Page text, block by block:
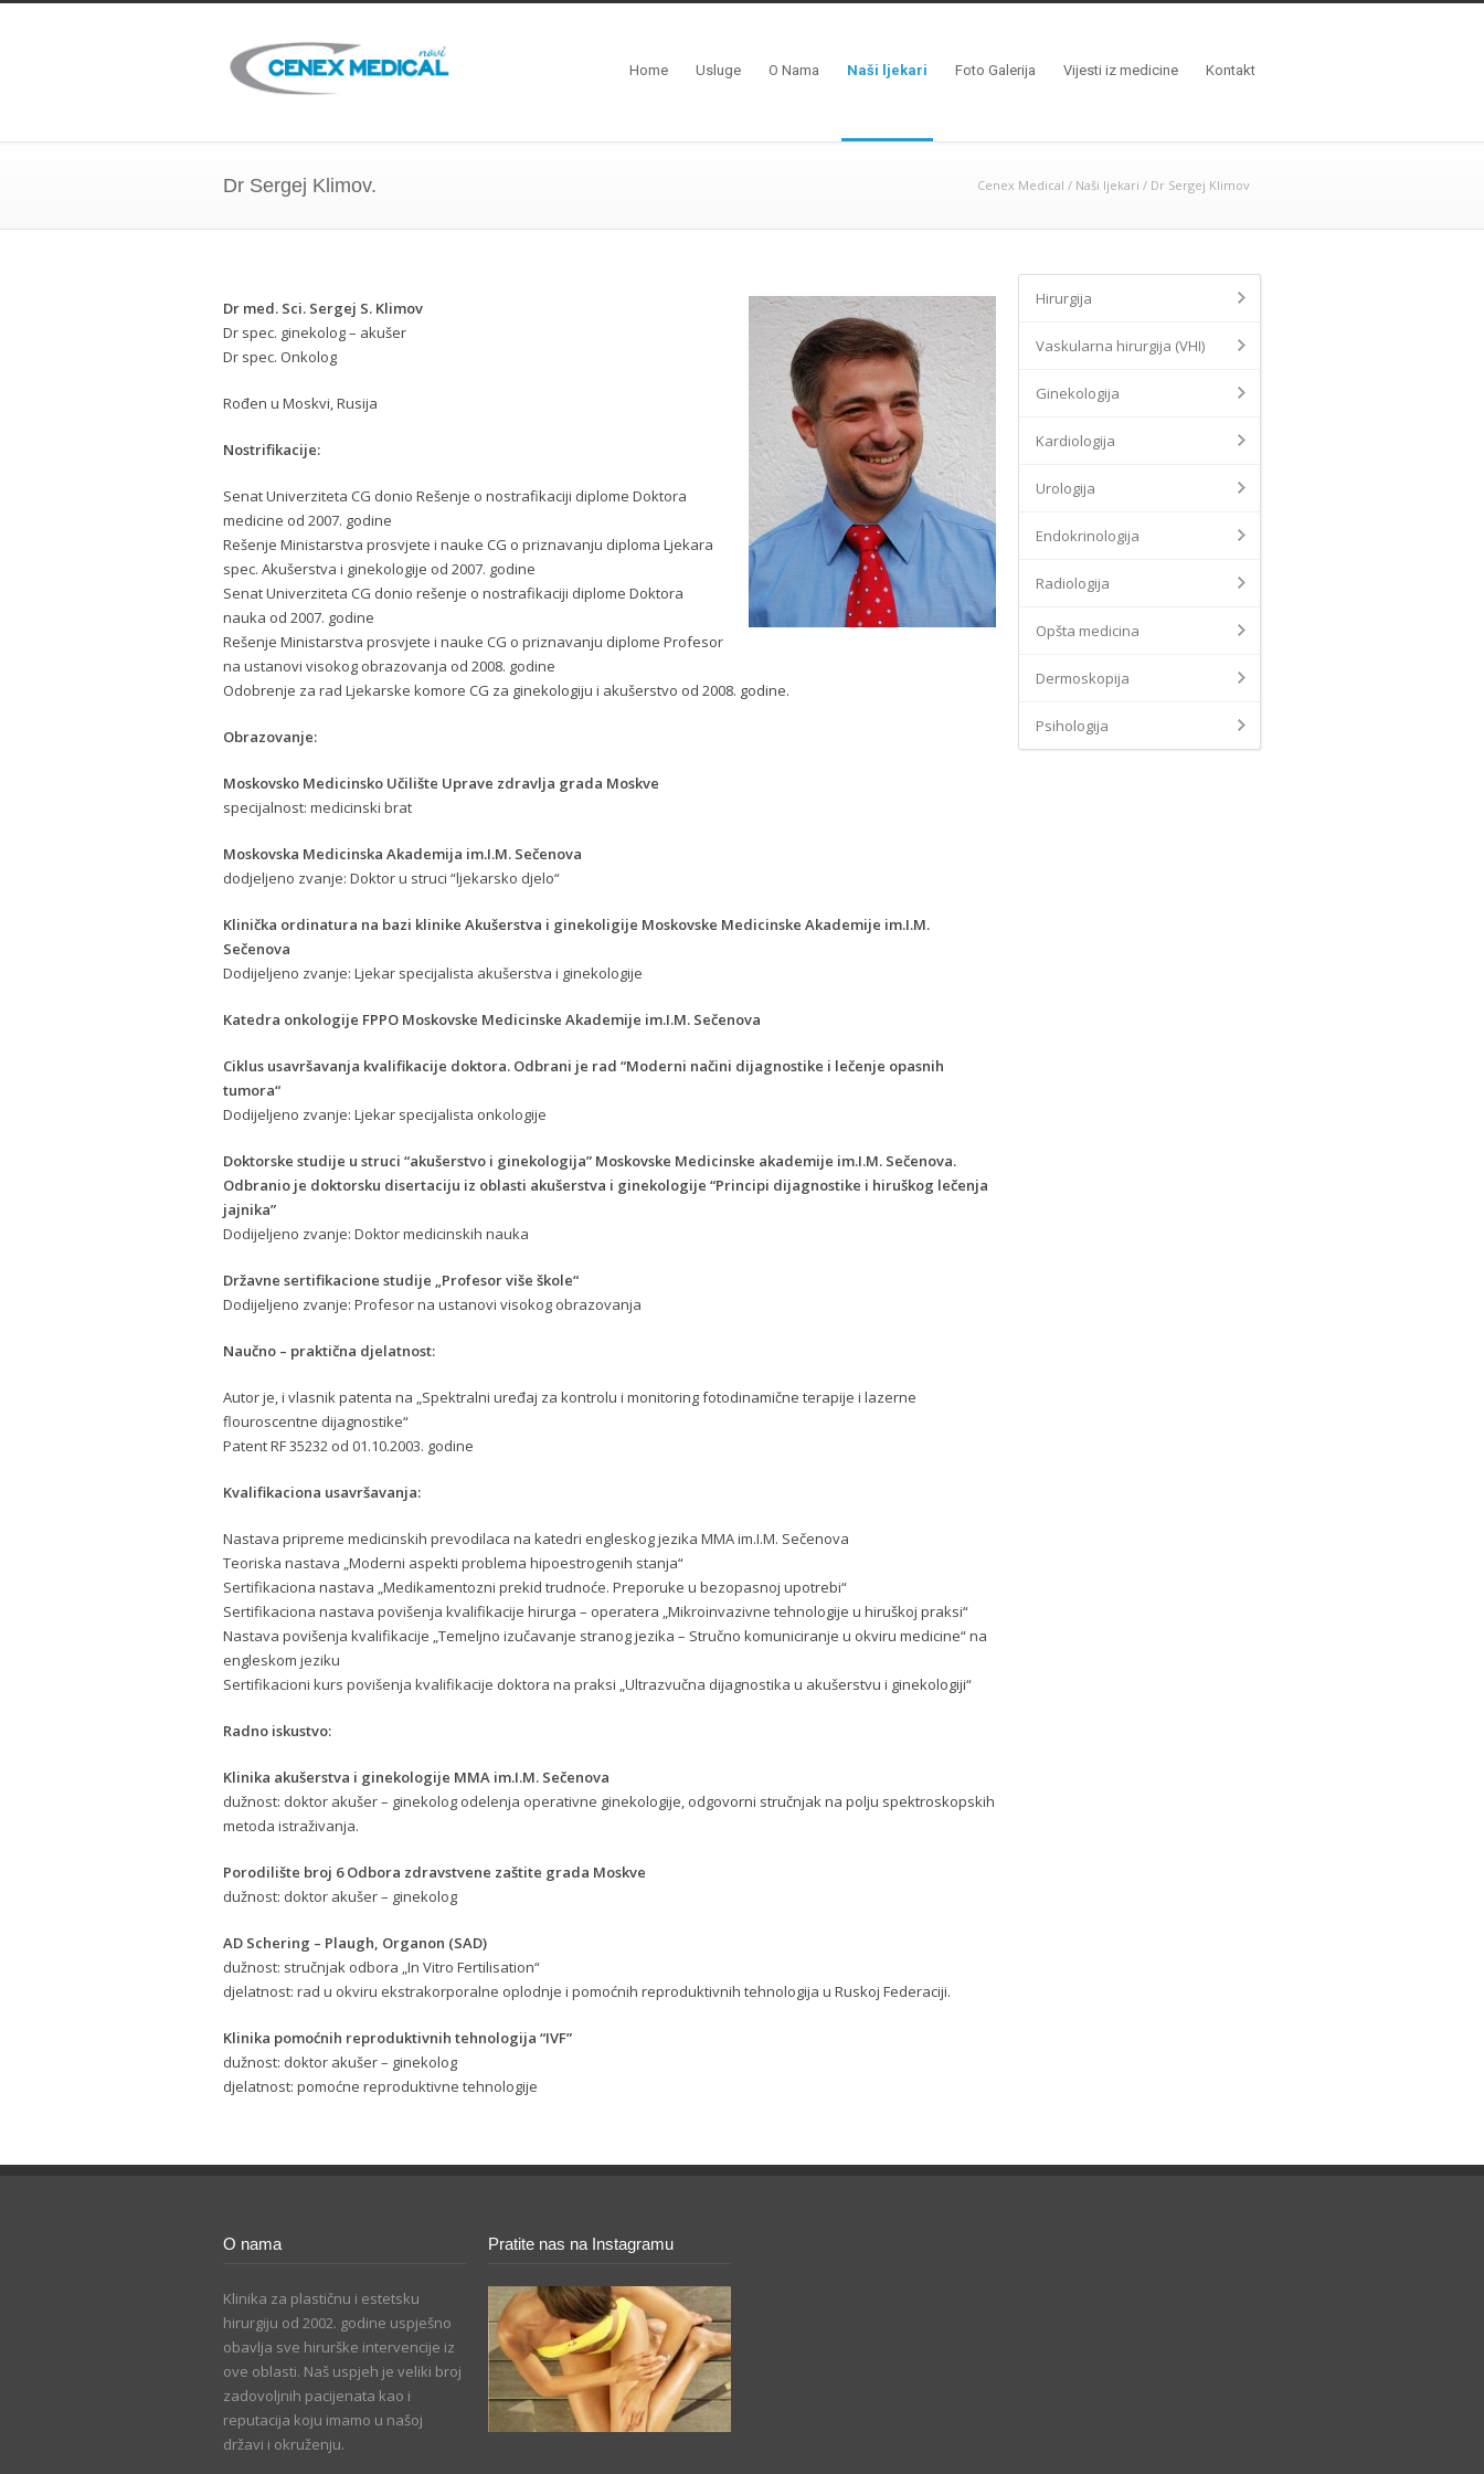
Home Usluge O Nama Naši ljekari Foto Galerija Vijesti iz medicine Kontakt
Dr Sergej Klimov. Cenex Medical / Naši ljekari / Dr Sergej Klimov
Dr med. Sci. Sergej S. Klimov
Dr spec. ginekolog – akušer
Dr spec. Onkolog
Rođen u Moskvi, Rusija
Nostrifikacije:
Senat Univerziteta CG donio Rešenje o nostrafikaciji diplome Doktora
medicine od 2007. godine
Rešenje Ministarstva prosvjete i nauke CG o priznavanju diploma Ljekara
spec. Akušerstva i ginekologije od 2007. godine
Senat Univerziteta CG donio rešenje o nostrafikaciji diplome Doktora
nauka od 2007. godine
Rešenje Ministarstva prosvjete i nauke CG o priznavanju diplome Profesor
na ustanovi visokog obrazovanja od 2008. godine
Odobrenje za rad Ljekarske komore CG za ginekologiju i akušerstvo od 2008. godine.
Obrazovanje:
Moskovsko Medicinsko Učilište Uprave zdravlja grada Moskve
specijalnost: medicinski brat
Moskovska Medicinska Akademija im.I.M. Sečenova
dodjeljeno zvanje: Doktor u struci “ljekarsko djelo“
Klinička ordinatura na bazi klinike Akušerstva i ginekoligije Moskovske Medicinske Akademije im.I.M.
Sečenova
Dodijeljeno zvanje: Ljekar specijalista akušerstva i ginekologije
Katedra onkologije FPPO Moskovske Medicinske Akademije im.I.M. Sečenova
Ciklus usavršavanja kvalifikacije doktora. Odbrani je rad “Moderni načini dijagnostike i lečenje opasnih
tumora“
Dodijeljeno zvanje: Ljekar specijalista onkologije
Doktorske studije u struci “akušerstvo i ginekologija” Moskovske Medicinske akademije im.I.M. Sečenova.
Odbranio je doktorsku disertaciju iz oblasti akušerstva i ginekologije “Principi dijagnostike i hiruškog lečenja
jajnika”
Dodijeljeno zvanje: Doktor medicinskih nauka
Državne sertifikacione studije „Profesor više škole“
Dodijeljeno zvanje: Profesor na ustanovi visokog obrazovanja
Naučno – praktična djelatnost:
Autor je, i vlasnik patenta na „Spektralni uređaj za kontrolu i monitoring fotodinamične terapije i lazerne
flouroscentne dijagnostike“
Patent RF 35232 od 01.10.2003. godine
Kvalifikaciona usavršavanja:
Nastava pripreme medicinskih prevodilaca na katedri engleskog jezika MMA im.I.M. Sečenova
Teoriska nastava „Moderni aspekti problema hipoestrogenih stanja“
Sertifikaciona nastava „Medikamentozni prekid trudnoće. Preporuke u bezopasnoj upotrebi“
Sertifikaciona nastava povišenja kvalifikacije hirurga – operatera „Mikroinvazivne tehnologije u hiruškoj praksi“
Nastava povišenja kvalifikacije „Temeljno izučavanje stranog jezika – Stručno komuniciranje u okviru medicine“ na
engleskom jeziku
Sertifikacioni kurs povišenja kvalifikacije doktora na praksi „Ultrazvučna dijagnostika u akušerstvu i ginekologiji“
Radno iskustvo:
Klinika akušerstva i ginekologije MMA im.I.M. Sečenova
dužnost: doktor akušer – ginekolog odelenja operativne ginekologije, odgovorni stručnjak na polju spektroskopskih
metoda istraživanja.
Porodilište broj 6 Odbora zdravstvene zaštite grada Moskve
dužnost: doktor akušer – ginekolog
AD Schering – Plaugh, Organon (SAD)
dužnost: stručnjak odbora „In Vitro Fertilisation“
djelatnost: rad u okviru ekstrakorporalne oplodnje i pomoćnih reproduktivnih tehnologija u Ruskoj Federaciji.
Klinika pomoćnih reproduktivnih tehnologija “IVF”
dužnost: doktor akušer – ginekolog
djelatnost: pomoćne reproduktivne tehnologije
Hirurgija
Vaskularna hirurgija (VHI)
Ginekologija
Kardiologija
Urologija
Endokrinologija
Radiologija
Opšta medicina
Dermoskopija
Psihologija
O nama
Klinika za plastičnu i estetsku
hirurgiju od 2002. godine uspješno
obavlja sve hirurške intervencije iz
ove oblasti. Naš uspjeh je veliki broj
zadovoljnih pacijenata kao i
reputacija koju imamo u našoj
državi i okruženju.
Pratite nas na Instagramu